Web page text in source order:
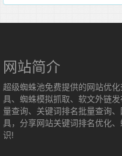
网站简介
超级蜘蛛池免费提供的网站优
具、蜘蛛模拟抓取、软文外链
量查询、关键词排名批量查询
具，分享网站关键词排名优化
识!